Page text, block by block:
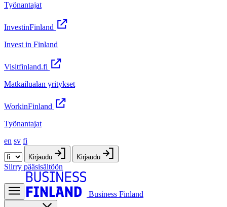
Työnantajat
InvestinFinland
Invest in Finland
Visitfinland.fi
Matkailualan yritykset
WorkinFinland
Työnantajat
en sv fi
Kirjaudu Kirjaudu
Siirry pääsisältöön
Business Finland